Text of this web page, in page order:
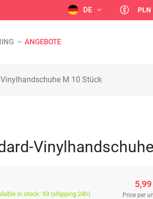
DE PLN
ANGEBOTE
M 10 Stück
in stock: 93 (shipping 24h)
5,99
Price per